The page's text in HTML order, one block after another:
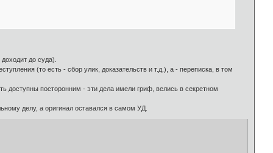
до суда).
(то есть - сбор улик, доказательств и т.д.), а - переписка, в том
доступны посторонним - эти дела имели гриф, велись в секретном
делу, а оригинал оставался в самом УД.